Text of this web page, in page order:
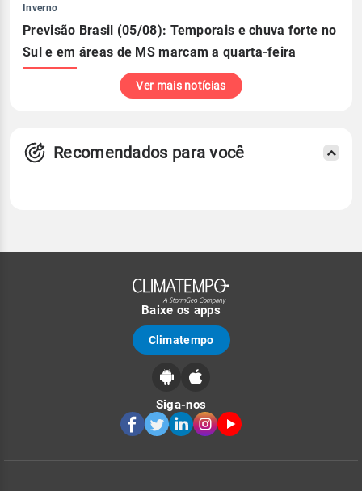
Inverno
Previsão Brasil (05/08): Temporais e chuva forte no
Sul e em áreas de MS marcam a quarta-feira
Ver mais notícias
Recomendados para você
Baixe os apps
Climatempo
Siga-nos